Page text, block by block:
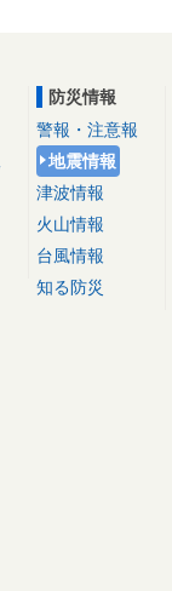
防災情報
警報・注意報
地震情報
津波情報
火山情報
台風情報
知る防災